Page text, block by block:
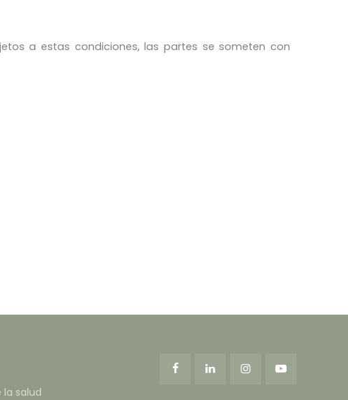
a estas condiciones, las partes se someten con
la salud